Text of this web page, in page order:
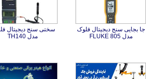
جا بجایی سنج دیجیتال فلوک
مدل FLUKE 805
سختی سنج دیجیتال
مدل TH140